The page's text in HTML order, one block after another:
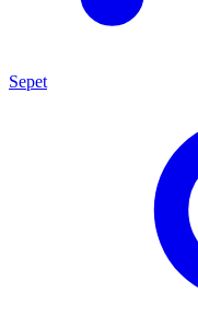
Sepet